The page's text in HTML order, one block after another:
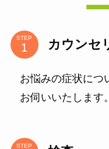
STEP カウンセ
お悩みの症状につ
お伺いいたします。
STEP